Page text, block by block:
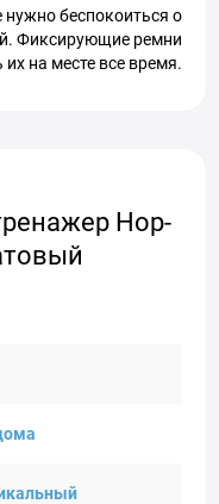
нужно беспокоиться о
Фиксирующие ремни
на месте все время.
Hop-